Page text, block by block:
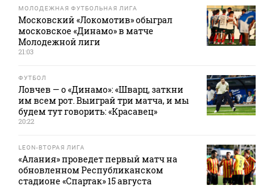
МОЛОДЕЖНАЯ ФУТБОЛЬНАЯ ЛИГА
Московский «Локомотив» обыграл
московское «Динамо» в матче
Молодежной лиги
21:03
ФУТБОЛ
Ловчев — о «Динамо»: «Шварц, заткни
им всем рот. Выиграй три матча, и мы
будем тут говорить: «Красавец»
20:22
LEON-ВТОРАЯ ЛИГА
«Алания» проведет первый матч на
обновленном Республиканском
стадионе «Спартак» 15 августа